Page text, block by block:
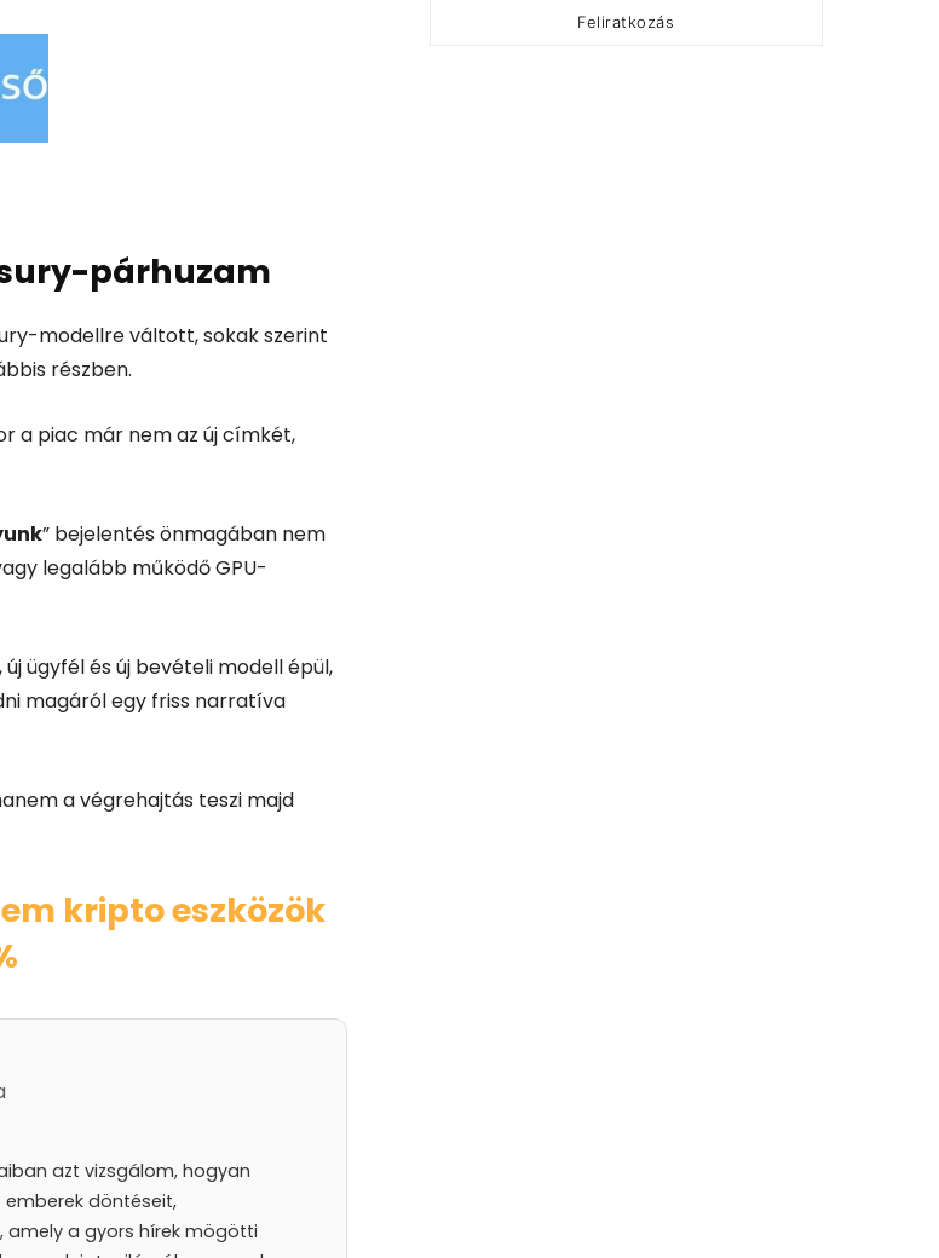
párhuzam
modellre váltott, sokak szerint
részben.
a piac már nem az új címkét,
” bejelentés önmagában nem
legalább működő GPU-
ügyfél és új bevételi modell épül,
magáról egy friss narratíva
a végrehajtás teszi majd
kripto eszközök
azt vizsgálom, hogyan
döntéseit,
amely a gyors hírek mögötti